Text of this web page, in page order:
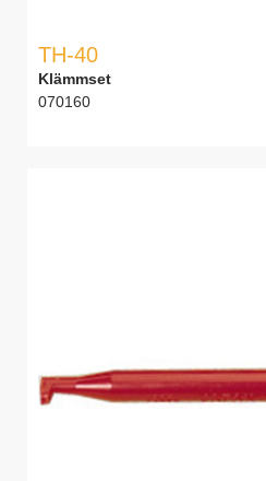
TH-40
Klämmset
070160